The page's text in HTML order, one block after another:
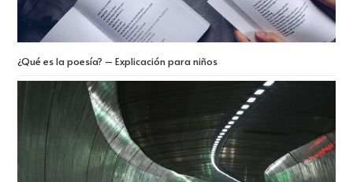
¿Qué es la poesía? – Explicación para niños